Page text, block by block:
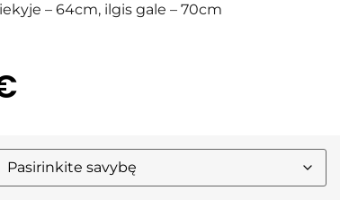
– 64cm, ilgis gale – 70cm